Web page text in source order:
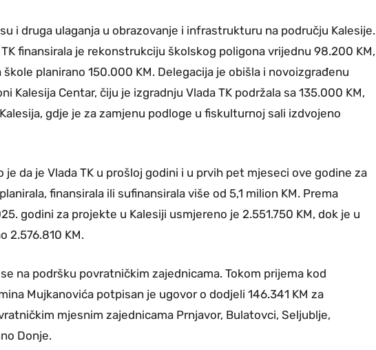
i druga ulaganja u obrazovanje i infrastrukturu na području Kalesije.
finansirala je rekonstrukciju školskog poligona vrijednu 98.200 KM,
planirano 150.000 KM. Delegacija je obišla i novoizgrađenu
Kalesija Centar, čiju je izgradnju Vlada TK podržala sa 135.000 KM,
gdje je za zamjenu podloge u fiskulturnoj sali izdvojeno
da je Vlada TK u prošloj godini i u prvih pet mjeseci ove godine za
finansirala ili sufinansirala više od 5,1 milion KM. Prema
godini za projekte u Kalesiji usmjereno je 2.551.750 KM, dok je u
2.576.810 KM.
na podršku povratničkim zajednicama. Tokom prijema kod
Mujkanovića potpisan je ugovor o dodjeli 146.341 KM za
mjesnim zajednicama Prnjavor, Bulatovci, Seljublje,
Donje.